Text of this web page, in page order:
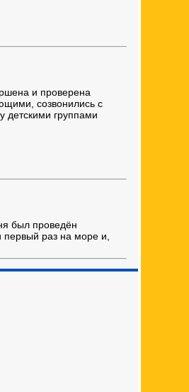
и проверена
созвонились с
детскими группами
был проведён
первый раз на море и,